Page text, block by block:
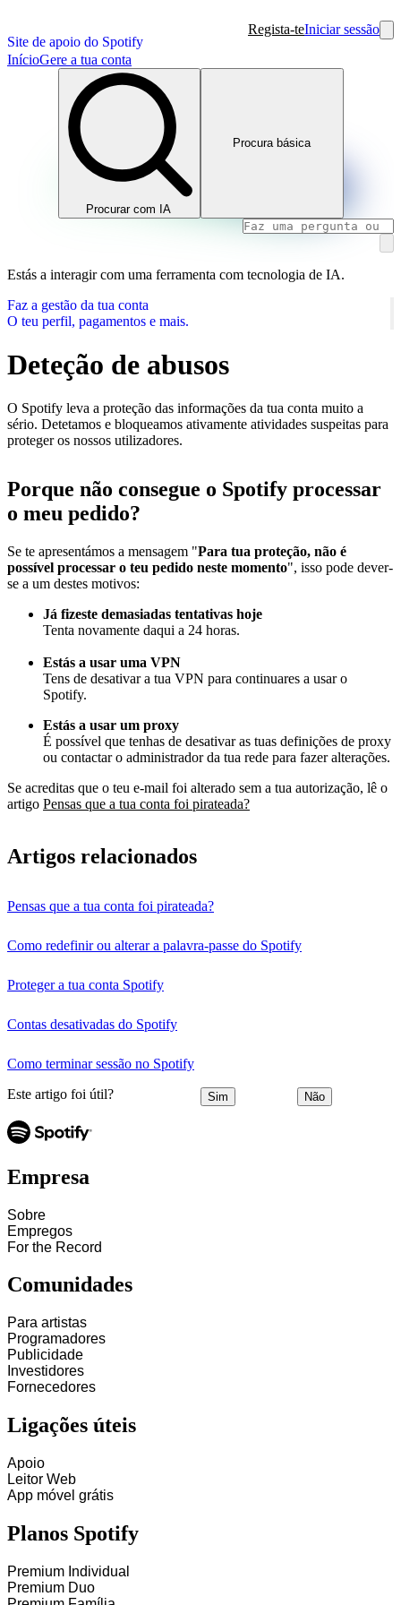
Site de apoio do Spotify
Regista-teIniciar sessão
InícioGere a tua conta
Procurar com IA
Procura básica
Estás a interagir com uma ferramenta com tecnologia de IA.
Faz a gestão da tua conta
O teu perfil, pagamentos e mais.
Deteção de abusos
O Spotify leva a proteção das informações da tua conta muito a
sério. Detetamos e bloqueamos ativamente atividades suspeitas para
proteger os nossos utilizadores.
Porque não consegue o Spotify processar
o meu pedido?
Se te apresentámos a mensagem "Para tua proteção, não é
possível processar o teu pedido neste momento", isso pode dever-
se a um destes motivos:
Já fizeste demasiadas tentativas hoje
Tenta novamente daqui a 24 horas.
Estás a usar uma VPN
Tens de desativar a tua VPN para continuares a usar o
Spotify.
Estás a usar um proxy
É possível que tenhas de desativar as tuas definições de proxy
ou contactar o administrador da tua rede para fazer alterações.
Se acreditas que o teu e-mail foi alterado sem a tua autorização, lê o
artigo Pensas que a tua conta foi pirateada?
Artigos relacionados
Pensas que a tua conta foi pirateada?
Como redefinir ou alterar a palavra-passe do Spotify
Proteger a tua conta Spotify
Contas desativadas do Spotify
Como terminar sessão no Spotify
Este artigo foi útil? Sim Não
Empresa
Sobre
Empregos
For the Record
Comunidades
Para artistas
Programadores
Publicidade
Investidores
Fornecedores
Ligações úteis
Apoio
Leitor Web
App móvel grátis
Planos Spotify
Premium Individual
Premium Duo